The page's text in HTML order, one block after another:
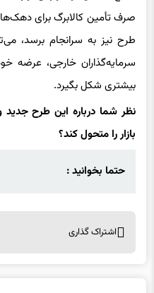
صرف تأمین کالابرگ برای
طرح نیز به سرانجام برسد،
سرمایه‌گذاران خارجی، عرضه
بیشتری شکل بگیرد.
نظر شما درباره این طرح جدید
بازار را متحول کند؟
حتما بخوانید :
اشتراک گذاری